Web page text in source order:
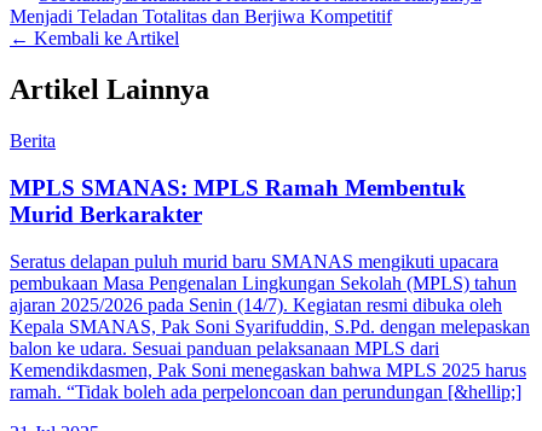
Menjadi Teladan Totalitas dan Berjiwa Kompetitif
← Kembali ke Artikel
Artikel Lainnya
Berita
MPLS SMANAS: MPLS Ramah Membentuk
Murid Berkarakter
Seratus delapan puluh murid baru SMANAS mengikuti upacara
pembukaan Masa Pengenalan Lingkungan Sekolah (MPLS) tahun
ajaran 2025/2026 pada Senin (14/7). Kegiatan resmi dibuka oleh
Kepala SMANAS, Pak Soni Syarifuddin, S.Pd. dengan melepaskan
balon ke udara. Sesuai panduan pelaksanaan MPLS dari
Kemendikdasmen, Pak Soni menegaskan bahwa MPLS 2025 harus
ramah. “Tidak boleh ada perpeloncoan dan perundungan [&hellip;]